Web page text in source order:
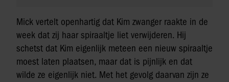
Mick vertelt openhartig dat Kim zwanger raakte in de
week dat zij haar spiraaltje liet verwijderen. Hij
schetst dat Kim eigenlijk meteen een nieuw spiraaltje
moest laten plaatsen, maar dat is pijnlijk en dat
wilde ze eigenlijk niet. Met het gevolg daarvan zijn ze